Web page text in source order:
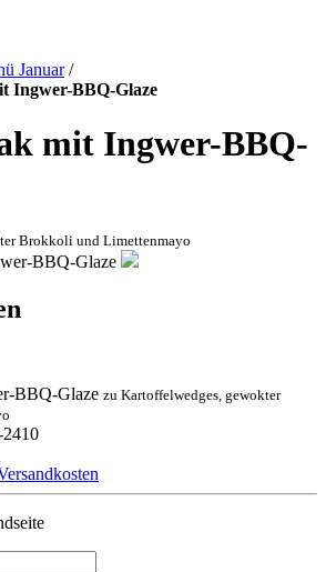
Januar /
Ingwer-BBQ-Glaze
mit Ingwer-BBQ-
Brokkoli und Limettenmayo
BBQ-Glaze zu Kartoffelwedges, gewokter